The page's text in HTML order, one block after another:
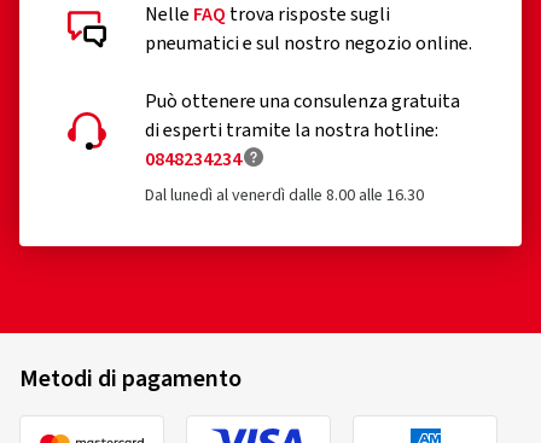
Nelle FAQ trova risposte sugli
pneumatici e sul nostro negozio online.
Può ottenere una consulenza gratuita
di esperti tramite la nostra hotline:
0848234234
Dal lunedì al venerdì dalle 8.00 alle 16.30
Metodi di pagamento